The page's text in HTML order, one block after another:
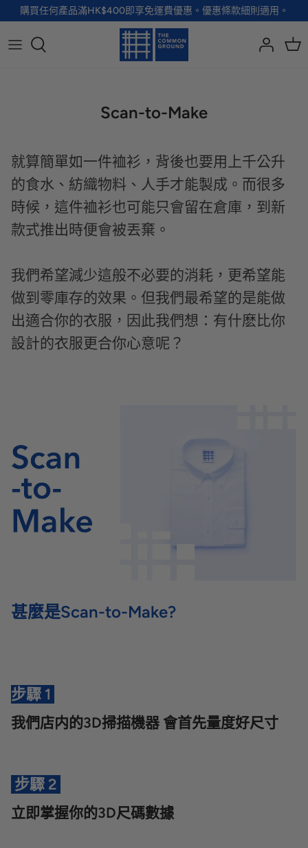
Skip
content
購買任何產品滿HK$400即享免運費優惠。優惠條款細則適用。
S - Z
徽章及胸針
小袋及錢包
Shoes
玩具
個人護理
健康生活
Scan-to-Make
就算簡單如一件裇衫，背後也要用上千公升
的食水、紡織物料、人手才能製成。而很多
時候，這件裇衫也可能只會留在倉庫，到新
款式推出時便會被丟棄。
我們希望減少這般不必要的消耗，更希望能
做到零庫存的效果。但我們最希望的是能做
出適合你的衣服，因此我們想：有什麽比你
設計的衣服更合你心意呢？
甚麼是Scan-to-Make?
步驟 1
我們店内的3D掃描機器 會首先量度好尺寸
步驟 2
立即掌握你的3D尺碼數據